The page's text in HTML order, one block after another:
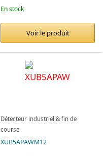
En stock
Voir le produit
Détecteur industriel & fin de
course
XUB5APAWM12